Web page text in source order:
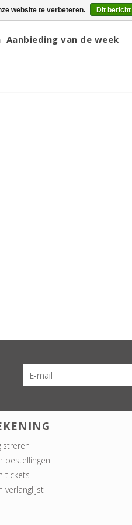
Aanbieding van de week
bestellingen
tickets
verlanglijst
website te verbeteren. Dit